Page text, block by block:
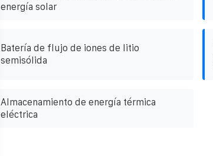
energía solar
Batería de flujo de iones de litio
semisólida
Almacenamiento de energía térmica
eléctrica